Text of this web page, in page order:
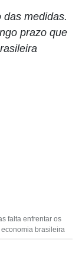
medidas.
prazo que
falta enfrentar os
brasileira